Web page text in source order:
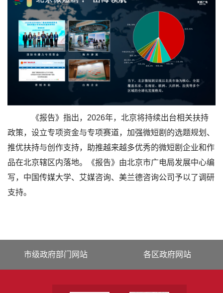
《报告》指出，2026年，北京将持续出台相关扶持
政策，设立专项资金与专项赛道，加强微短剧的选题规划、
推优扶持与创作支持，助推越来越多优秀的微短剧企业和作
品在北京辖区内落地。《报告》由北京市广电局发展中心编
写，中国传媒大学、艾媒咨询、美兰德咨询公司予以了调研
支持。
市级政府部门网站 各区政府网站